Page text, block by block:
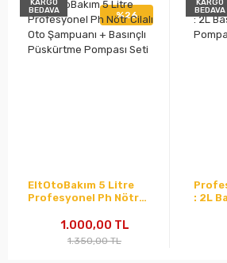
KARGO
BEDAVA
%26
EltOtoBakım 5 Litre
Profesyonel Ph Nötr
Basınçlı Püskürtme
Pompası Seti
1.000,00 TL
1.350,00 TL
KARGO
BEDAVA
: 2L